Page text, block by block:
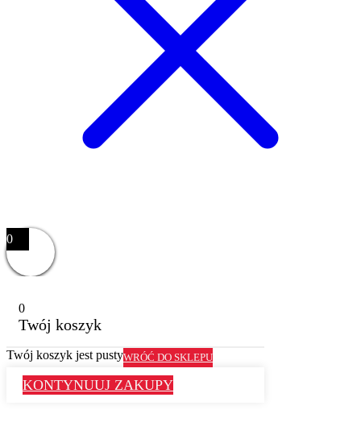
0
0
Twój koszyk
Twój koszyk jest pustyWRÓĆ DO SKLEPU
KONTYNUUJ ZAKUPY